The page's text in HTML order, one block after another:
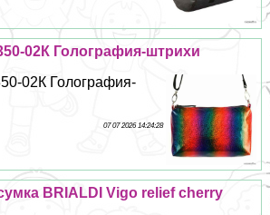
02К Голография-штрихи
02К Голография-
07 07 2026 14:24:28
BRIALDI Vigo relief cherry